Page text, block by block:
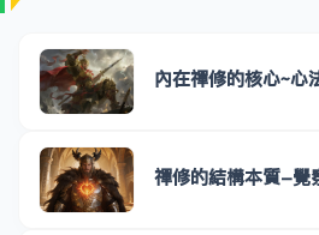
內在禪修的核心~心
禪修的結構本質-覺